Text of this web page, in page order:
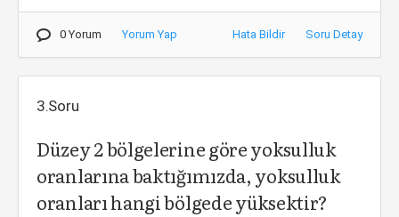
0 Yorum Yorum Yap Hata Bildir Soru Detay
3.Soru
Düzey 2 bölgelerine göre yoksulluk
oranlarına baktığımızda, yoksulluk
oranları hangi bölgede yüksektir?